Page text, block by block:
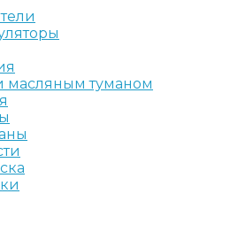
масляным туманом